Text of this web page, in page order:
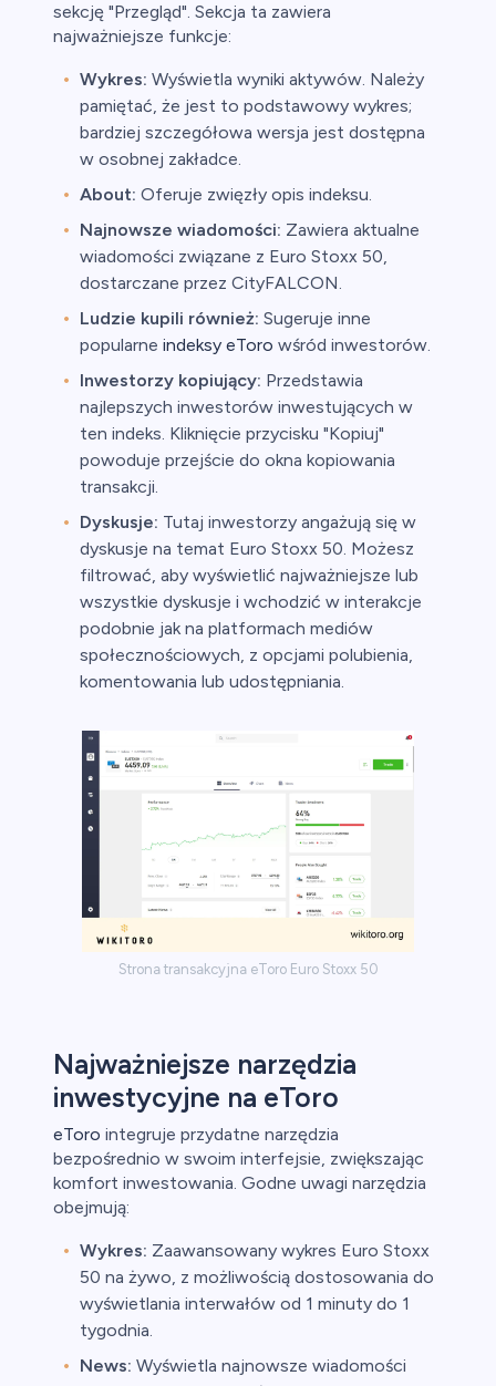
sekcję "Przegląd". Sekcja ta zawiera
najważniejsze funkcje:
Wykres: Wyświetla wyniki aktywów. Należy
pamiętać, że jest to podstawowy wykres;
bardziej szczegółowa wersja jest dostępna
w osobnej zakładce.
About: Oferuje zwięzły opis indeksu.
Najnowsze wiadomości: Zawiera aktualne
wiadomości związane z Euro Stoxx 50,
dostarczane przez CityFALCON.
Ludzie kupili również: Sugeruje inne
popularne indeksy eToro wśród inwestorów.
Inwestorzy kopiujący: Przedstawia
najlepszych inwestorów inwestujących w
ten indeks. Kliknięcie przycisku "Kopiuj"
powoduje przejście do okna kopiowania
transakcji.
Dyskusje: Tutaj inwestorzy angażują się w
dyskusje na temat Euro Stoxx 50. Możesz
filtrować, aby wyświetlić najważniejsze lub
wszystkie dyskusje i wchodzić w interakcje
podobnie jak na platformach mediów
społecznościowych, z opcjami polubienia,
komentowania lub udostępniania.
Strona transakcyjna eToro Euro Stoxx 50
Najważniejsze narzędzia
inwestycyjne na eToro
eToro integruje przydatne narzędzia
bezpośrednio w swoim interfejsie, zwiększając
komfort inwestowania. Godne uwagi narzędzia
obejmują:
Wykres: Zaawansowany wykres Euro Stoxx
50 na żywo, z możliwością dostosowania do
wyświetlania interwałów od 1 minuty do 1
tygodnia.
News: Wyświetla najnowsze wiadomości